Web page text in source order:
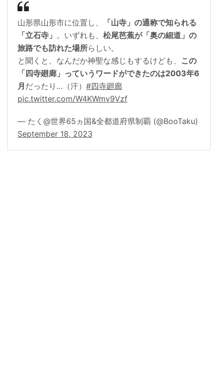
山形県山形市に位置し、
「山寺」の通称で知られる
「立石寺」 。いずれも、 松尾芭蕉が「奥の細道」の
旅路でも訪れた場所らしい。
と聞くと、なんだか神聖な感じもするけども、 この
「四寺廻廊」っていうワードができたのは2003年6
月 だったり…（汗） #四寺廻廊
pic.twitter.com/W4KWmv9Vzf
— たく@世界65ヵ国&全都道府県制覇 (@BooTaku)
September 18, 2023